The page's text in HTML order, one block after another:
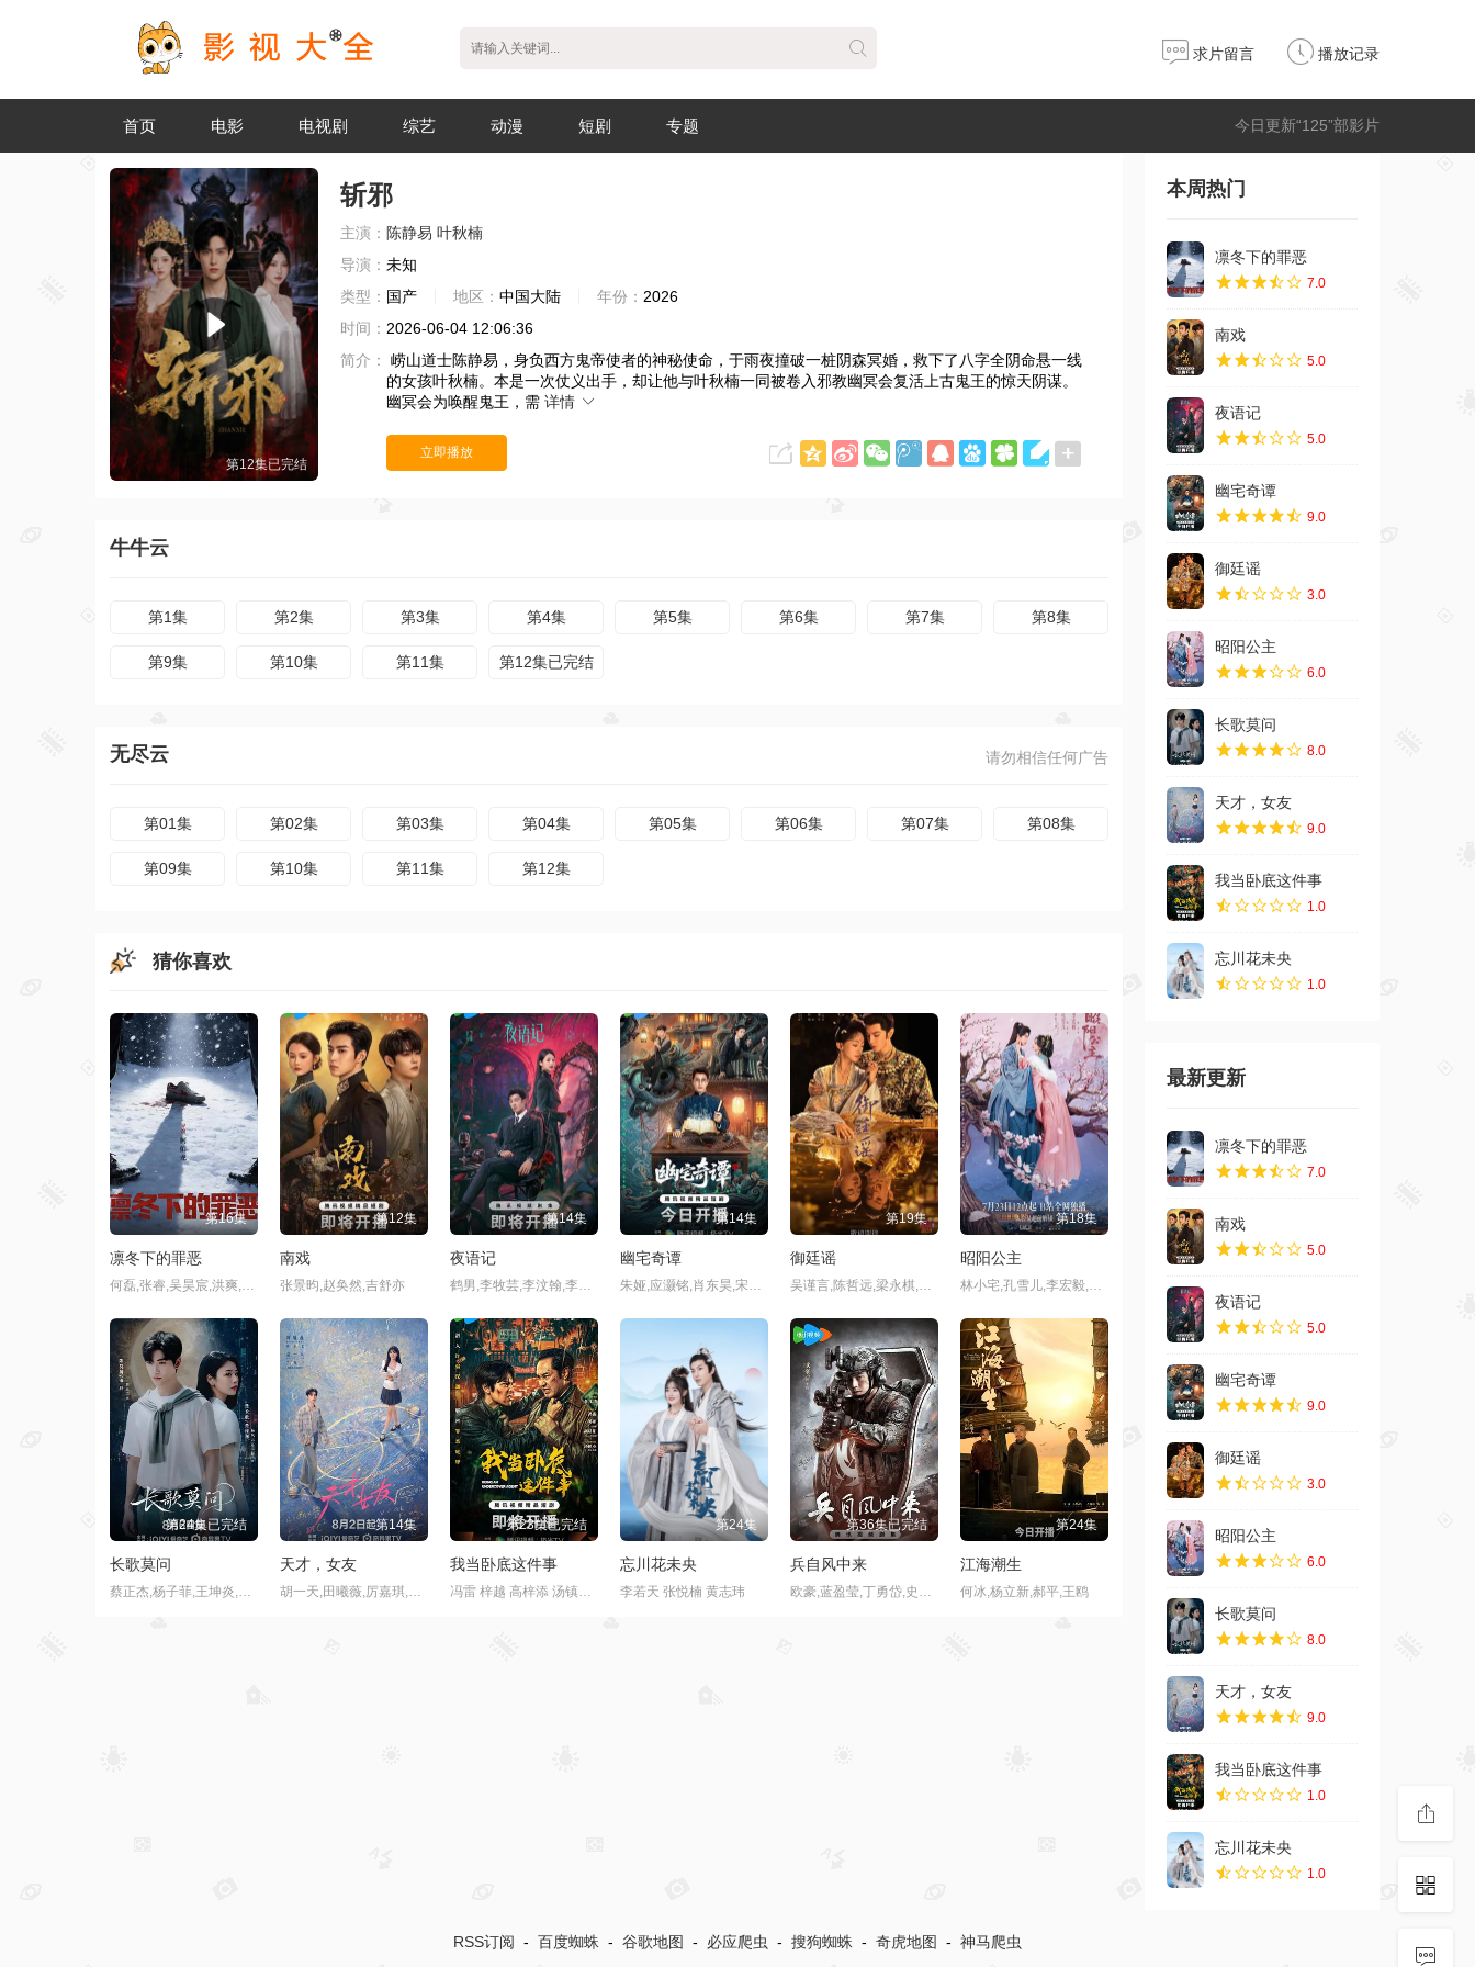
求片留言 播放记录
今日更新“125”部影片
首页 电影 电视剧 综艺 动漫 短剧 专题
第12集已完结
斩邪
主演： 陈静易 叶秋楠
导演： 未知
类型： 国产 地区： 中国大陆 年份： 2026
时间： 2026-06-04 12:06:36
简介：
崂山道士陈静易，身负西方鬼帝使者的神秘使命，于雨夜撞破一桩阴森冥婚，救下了八字全阴命悬一线
的女孩叶秋楠。本是一次仗义出手，却让他与叶秋楠一同被卷入邪教幽冥会复活上古鬼王的惊天阴谋。
幽冥会为唤醒鬼王，需 详情
立即播放
牛牛云
第1集 第2集 第3集 第4集 第5集 第6集 第7集 第8集
第9集 第10集 第11集 第12集已完结
请勿相信任何广告
无尽云
第01集 第02集 第03集 第04集 第05集 第06集 第07集 第08集
第09集 第10集 第11集 第12集
猜你喜欢
本周热门
凛冬下的罪恶
7.0
南戏
5.0
夜语记
5.0
幽宅奇谭
9.0
御廷谣
3.0
昭阳公主
6.0
长歌莫问
8.0
天才，女友
9.0
我当卧底这件事
1.0
忘川花未央
1.0
最新更新
凛冬下的罪恶
7.0
南戏
5.0
夜语记
5.0
幽宅奇谭
9.0
御廷谣
3.0
昭阳公主
6.0
长歌莫问
8.0
天才，女友
9.0
我当卧底这件事
1.0
忘川花未央
1.0